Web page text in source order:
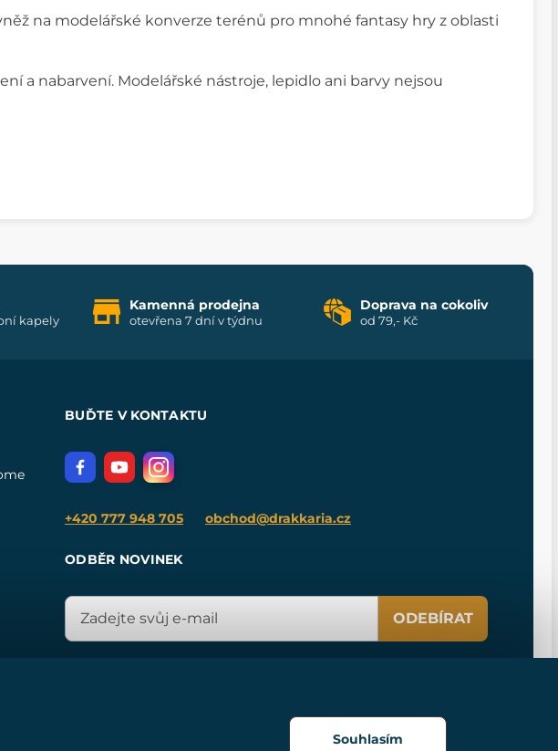
na modelářské konverze terénů pro mnohé fantasy hry z oblasti
a nabarvení. Modelářské nástroje, lepidlo ani barvy nejsou
kapely
Kamenná prodejna
otevřena 7 dní v týdnu
Doprava na cokoliv
od 79,- Kč
BUĎTE V KONTAKTU
+420 777 948 705 obchod@drakkaria.cz
ODBĚR NOVINEK
ODEBÍRAT
Souhlasím